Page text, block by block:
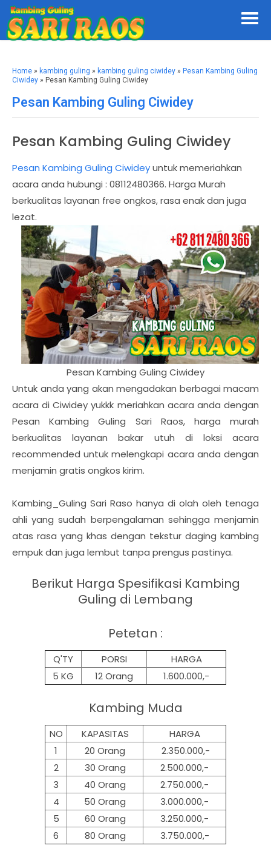
Home » kambing guling » kambing guling ciwidey » Pesan Kambing Guling
Ciwidey » Pesan Kambing Guling Ciwidey
Pesan Kambing Guling Ciwidey
Pesan Kambing Guling Ciwidey
Pesan Kambing Guling Ciwideyuntuk memeriahkan
acara anda hubungi : 08112480366. Harga Murah
berkualitas layanan free ongkos, rasa enak dan juga
lezat.
Pesan Kambing Guling Ciwidey
Untuk anda yang akan mengadakan berbagai macam
acara di Ciwidey yukkk meriahkan acara anda dengan
Pesan Kambing Guling Sari Raos, harga murah
berkualitas layanan bakar utuh di loksi acara
recommended untuk melengkapi acara anda dengan
menjamin gratis ongkos kirim.
Kambing_Guling Sari Raso hanya di olah oleh tenaga
ahli yang sudah berpengalaman sehingga menjamin
atas rasa yang khas dengan tekstur daging kambing
empuk dan juga lembut tanpa prengus pastinya.
Berikut Harga Spesifikasi Kambing
Guling di Lembang
Petetan :
Q'TY PORSI
HARGA
5 KG
12 Orang 1.600.000,-
Kambing Muda
NO KAPASITAS
HARGA
1
20 Orang
2.350.000,-
2
30 Orang
2.500.000,-
3
40 Orang
2.750.000,-
4
50 Orang
3.000.000,-
5
60 Orang
3.250.000,-
6
80 Orang 3.750.000,-